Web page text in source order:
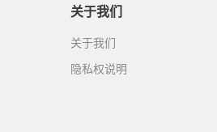
关于我们
关于我们
隐私权说明